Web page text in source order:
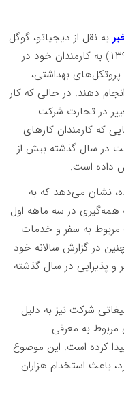
به نقل از دیجیاتو،گوگل
(اواخر سال ۱۳۹۸) به کارمندان خود در
بهداشتی،
دهند. در حالی که کار
در تجارت شرکت
که کارمندان کار‌های
در سال گذشته بیش از
داده است.
نشان می‌دهد که به
همه‌گیری در سه ماهه اول
مربوط به سفر و خدمات
در گزارش سالانه خود
و پذیرایی در سال گذشته
شرکت نیز به دلیل
مربوط به معرفی
کاهش پیدا کرده است. این موضوع
باعث استخدام هزاران